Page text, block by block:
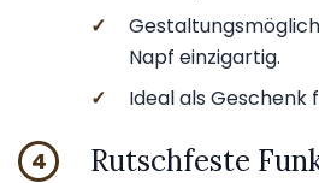
✓
Napf einzigartig.
✓
Ideal als Geschenk
4 Rutschfeste